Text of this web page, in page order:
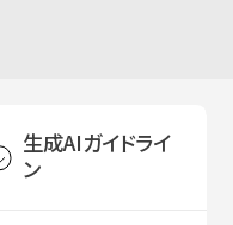
生成AIガイドライ
ン